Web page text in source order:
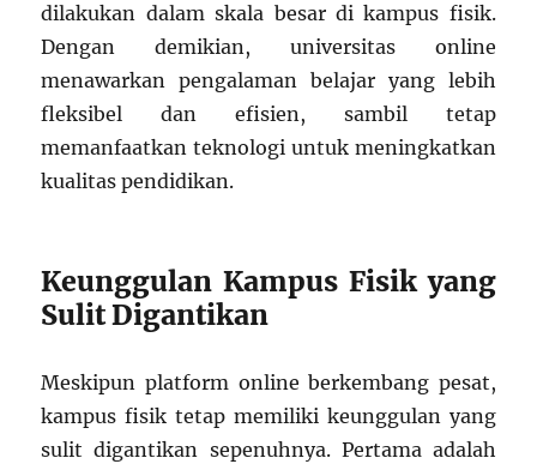
dilakukan dalam skala besar di kampus fisik.
Dengan demikian, universitas online
menawarkan pengalaman belajar yang lebih
fleksibel dan efisien, sambil tetap
memanfaatkan teknologi untuk meningkatkan
kualitas pendidikan.
Keunggulan Kampus Fisik yang
Sulit Digantikan
Meskipun platform online berkembang pesat,
kampus fisik tetap memiliki keunggulan yang
sulit digantikan sepenuhnya. Pertama adalah